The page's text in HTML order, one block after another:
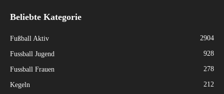
Beliebte Kategorie
Fußball Aktiv 2904
Fussball Jugend 928
Fussball Frauen 278
Kegeln 212